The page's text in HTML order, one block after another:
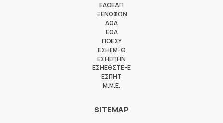
ΕΔΟΕΑΠ
ΞΕΝΟΦΩΝ
ΔΟΔ
ΕΟΔ
ΠΟΕΣΥ
ΕΣΗΕΜ-Θ
ΕΣΗΕΠΗΝ
ΕΣΗΕΘΣΤΕ-Ε
ΕΣΠΗΤ
M.M.E.
SITEMAP